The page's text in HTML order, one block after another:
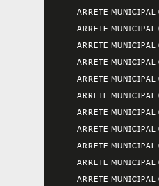
ARRETE
ARRETE
ARRETE
ARRETE
ARRETE
ARRETE
ARRETE
ARRETE
ARRETE
ARRETE
ARRETE